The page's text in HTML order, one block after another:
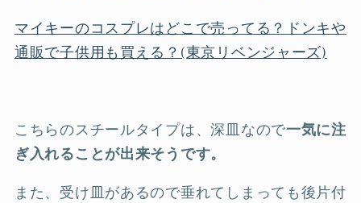
マイキーのコスプレはどこで売ってる？ドンキや
通販で子供用も買える？(東京リベンジャーズ)
こちらのスチールタイプは、深皿なので一気に注
ぎ入れることが出来そうです。
また、受け皿があるので垂れてしまっても後片付